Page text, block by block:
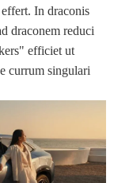
In draconis
draconem reduci
efficiet ut
currum singulari